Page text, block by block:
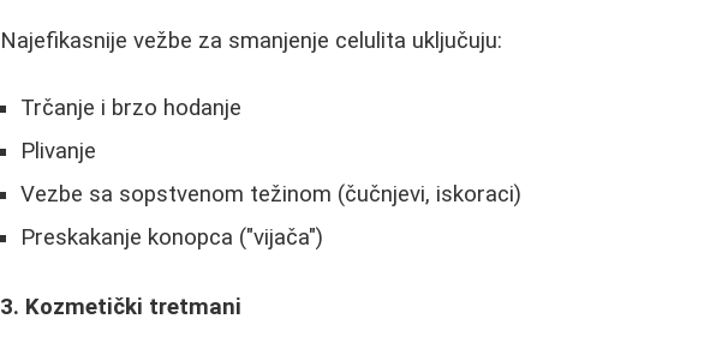
Najefikasnije vežbe za smanjenje celulita uključuju:
Trčanje i brzo hodanje
Plivanje
Vezbe sa sopstvenom težinom (čučnjevi, iskoraci)
Preskakanje konopca ("vijača")
3. Kozmetički tretmani